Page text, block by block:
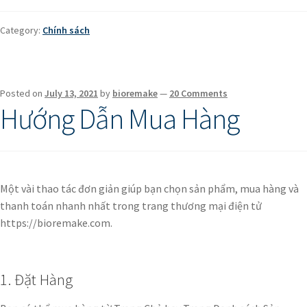
Category: Chính sách
Posted on July 13, 2021 by bioremake— 20 Comments
Hướng Dẫn Mua Hàng
Một vài thao tác đơn giản giúp bạn chọn sản phẩm, mua hàng và
thanh toán nhanh nhất trong trang thương mại điện tử
https://bioremake.com.
1. Đặt Hàng